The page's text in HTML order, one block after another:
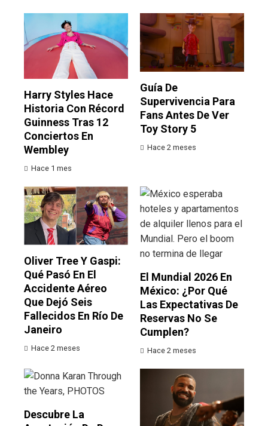
Harry Styles Hace
Historia Con Récord
Guinness Tras 12
Conciertos En
Wembley
Hace 1 mes
Guía De
Supervivencia Para
Fans Antes De Ver
Toy Story 5
Hace 2 meses
Oliver Tree Y Gaspi:
Qué Pasó En El
Accidente Aéreo
Que Dejó Seis
Fallecidos En Río De
Janeiro
Hace 2 meses
El Mundial 2026 En
México: ¿por Qué
Las Expectativas De
Reservas No Se
Cumplen?
Hace 2 meses
Descubre La